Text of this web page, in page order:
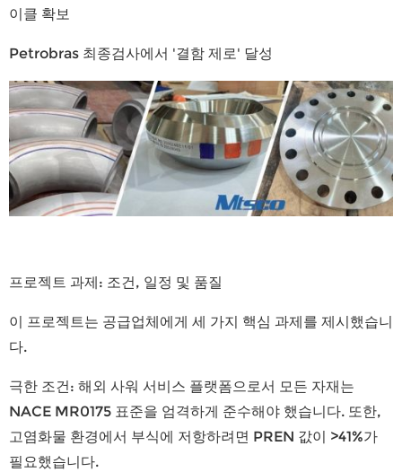
이클 확보
Petrobras 최종검사에서 '결함 제로' 달성
프로젝트 과제: 조건, 일정 및 품질
이 프로젝트는 공급업체에게 세 가지 핵심 과제를 제시했습니
다.
극한 조건: 해외 사워 서비스 플랫폼으로서 모든 자재는
NACE MR0175 표준을 엄격하게 준수해야 했습니다. 또한,
고염화물 환경에서 부식에 저항하려면 PREN 값이 >41%가
필요했습니다.